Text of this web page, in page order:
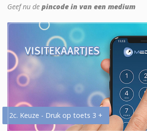
Geef nu de pincode in van een medium
2c. Keuze - Druk op toets 3 +